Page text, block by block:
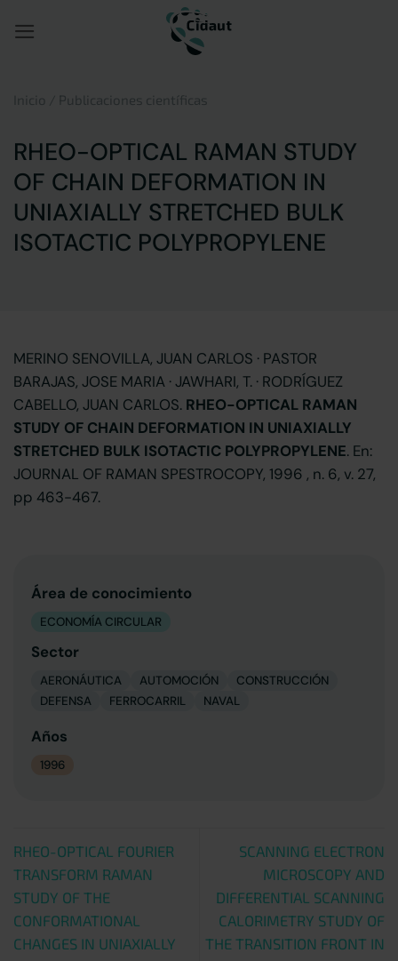
Inicio Publicaciones científicas
RHEO-OPTICAL RAMAN STUDY
OF CHAIN DEFORMATION IN
UNIAXIALLY STRETCHED BULK
ISOTACTIC POLYPROPYLENE
MERINO SENOVILLA, JUAN CARLOS · PASTOR
BARAJAS, JOSE MARIA · JAWHARI, T. · RODRÍGUEZ
CABELLO, JUAN CARLOS. RHEO-OPTICAL RAMAN
STUDY OF CHAIN DEFORMATION IN UNIAXIALLY
STRETCHED BULK ISOTACTIC POLYPROPYLENE. En:
JOURNAL OF RAMAN SPESTROCOPY, 1996 , n. 6, v. 27,
pp 463-467.
Área de conocimiento
ECONOMÍA CIRCULAR
Sector
AERONÁUTICA AUTOMOCIÓN
CONSTRUCCIÓN
DEFENSA
FERROCARRIL NAVAL
Años
1996
RHEO-OPTICAL FOURIER
TRANSFORM RAMAN
STUDY OF THE
CONFORMATIONAL
CHANGES IN UNIAXIALLY
SCANNING ELECTRON
MICROSCOPY AND
DIFFERENTIAL SCANNING
CALORIMETRY STUDY OF
THE TRANSITION FRONT IN